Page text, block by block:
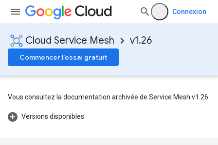
Connexion
Cloud Service Mesh v1.26
Commencer l'essai gratuit
Vous consultez la documentation archivée de Service Mesh v1.26.
Versions disponibles